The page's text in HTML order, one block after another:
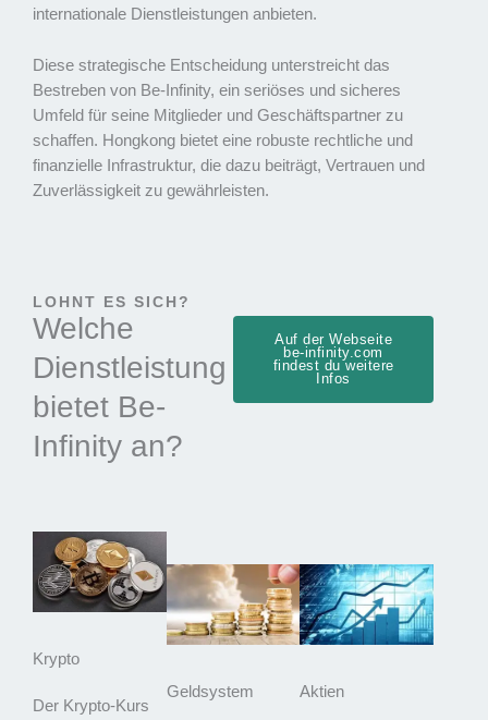
internationale Dienstleistungen anbieten.
Diese strategische Entscheidung unterstreicht das
Bestreben von Be-Infinity, ein seriöses und sicheres
Umfeld für seine Mitglieder und Geschäftspartner zu
schaffen. Hongkong bietet eine robuste rechtliche und
finanzielle Infrastruktur, die dazu beiträgt, Vertrauen und
Zuverlässigkeit zu gewährleisten.
LOHNT ES SICH?
Welche
Dienstleistung
bietet Be-
Infinity an?
Auf der Webseite
be-infinity.com
findest du weitere
Infos
Krypto
Der Krypto-Kurs
Geldsystem Aktien